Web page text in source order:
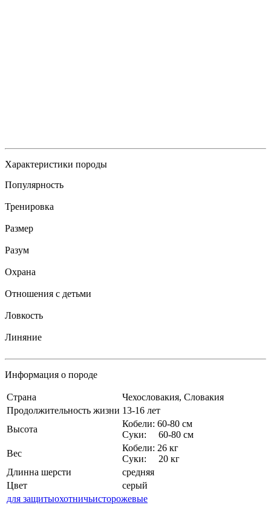
Характеристики породы
Популярность
Тренировка
Размер
Разум
Охрана
Отношения с детьми
Ловкость
Линяние
Информация о породе
Страна
Чехословакия, Словакия
Продолжительность жизни 13-16 лет
Высота
Кобели: 60-80 см
Суки: 60-80 см
Вес
Кобели: 26 кг
Суки: 20 кг
Длинна шерсти
средняя
Цвет
серый
для защитыохотничьисторожевые